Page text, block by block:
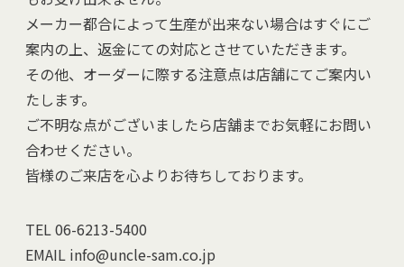
メーカー都合によって生産が出来ない場合はすぐにご
案内の上、返金にての対応とさせていただきます。
その他、オーダーに際する注意点は店舗にてご案内い
たします。
ご不明な点がございましたら店舗までお気軽にお問い
合わせください。
皆様のご来店を心よりお待ちしております。
TEL 06-6213-5400
EMAIL info@uncle-sam.co.jp